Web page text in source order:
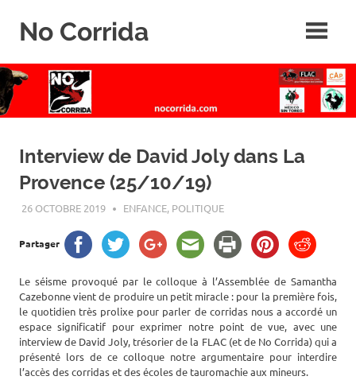
No Corrida
de
la
corrida
Interview de David Joly dans La
Provence (25/10/19)
26 OCTOBRE 2019 ROGER LAHANA
ENFANCE, POLITIQUE
Partager
Le séisme provoqué par le colloque à l’Assemblée de Samantha
Cazebonne vient de produire un petit miracle : pour la première fois,
le quotidien très prolixe pour parler de corridas nous a accordé un
espace significatif pour exprimer notre point de vue, avec une
interview de David Joly, trésorier de la FLAC (et de No Corrida) qui a
présenté lors de ce colloque notre argumentaire pour interdire
l’accès des corridas et des écoles de tauromachie aux mineurs.